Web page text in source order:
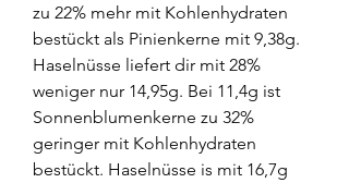
zu 22% mehr mit Kohlenhydraten
bestückt als Pinienkerne mit 9,38g.
Haselnüsse liefert dir mit 28%
weniger nur 14,95g. Bei 11,4g ist
Sonnenblumenkerne zu 32%
geringer mit Kohlenhydraten
bestückt. Haselnüsse is mit 16,7g